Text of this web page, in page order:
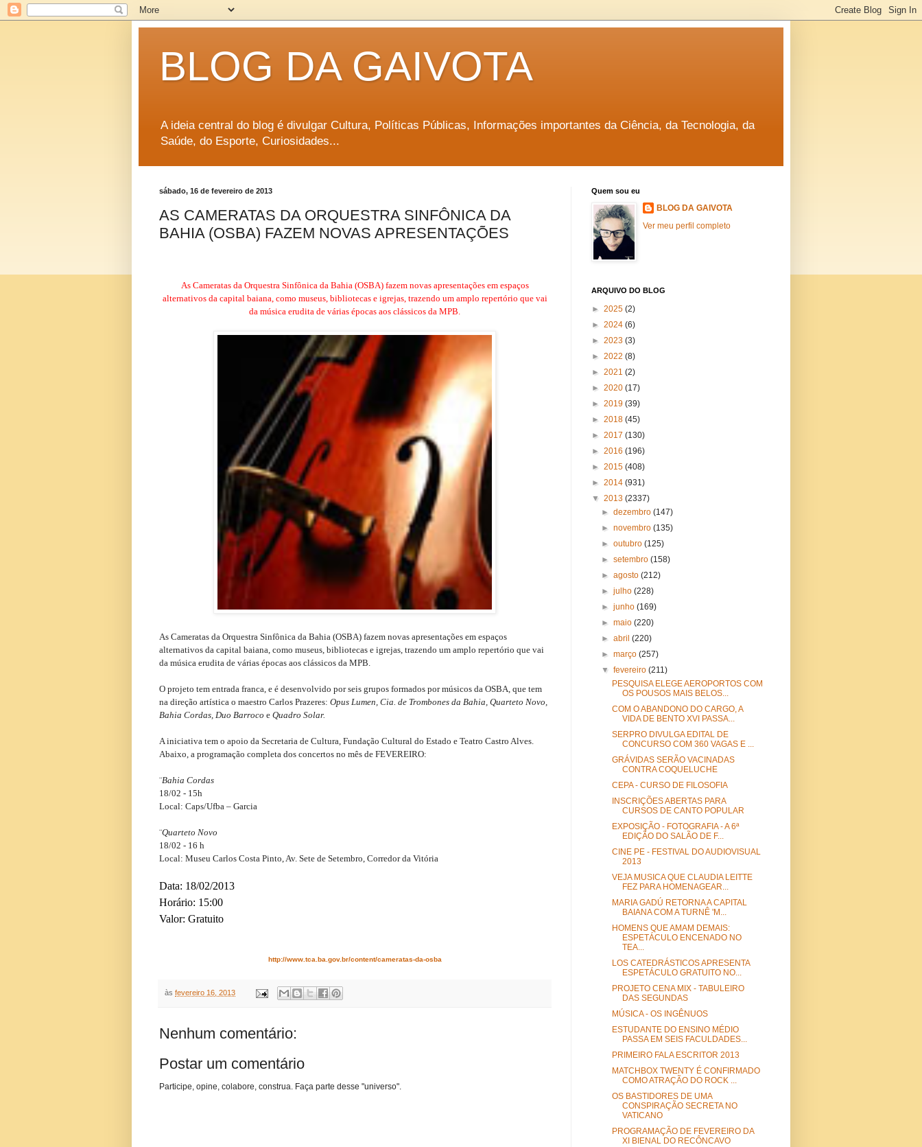
BLOG DA GAIVOTA
A ideia central do blog é divulgar Cultura, Políticas Públicas, Informações importantes da Ciência, da Tecnologia, da
Saúde, do Esporte, Curiosidades...
sábado, 16 de fevereiro de 2013
AS CAMERATAS DA ORQUESTRA SINFÔNICA DA
BAHIA (OSBA) FAZEM NOVAS APRESENTAÇÕES
As Cameratas da Orquestra Sinfônica da Bahia (OSBA)fazem novas apresentações em espaços
alternativos da capital baiana, como museus, bibliotecas e igrejas, trazendo um amplo repertório que vai
da música erudita de várias épocas aos clássicos da MPB.
As Cameratas da Orquestra Sinfônica da Bahia (OSBA) fazem novas apresentações em espaços
alternativos da capital baiana, como museus, bibliotecas e igrejas, trazendo um amplo repertório que vai
da música erudita de várias épocas aos clássicos da MPB.
O projeto tem entrada franca, e é desenvolvido por seis grupos formados por músicos da OSBA, que tem
na direção artística o maestro Carlos Prazeres: Opus Lumen, Cia. de Trombones da Bahia, Quarteto Novo,
Bahia Cordas, Duo Barroco e Quadro Solar.
A iniciativa tem o apoio da Secretaria de Cultura, Fundação Cultural do Estado e Teatro Castro Alves.
Abaixo, a programação completa dos concertos no mês de FEVEREIRO:
¨Bahia Cordas
18/02 - 15h
Local: Caps/Ufba – Garcia
¨Quarteto Novo
18/02 - 16 h
Local: Museu Carlos Costa Pinto, Av. Sete de Setembro, Corredor da Vitória
Data: 18/02/2013
Horário: 15:00
Valor: Gratuito
http://www.tca.ba.gov.br/content/cameratas-da-osba
às fevereiro 16, 2013
Nenhum comentário:
Postar um comentário
Participe, opine, colabore, construa. Faça parte desse "universo".
Quem sou eu
BLOG DA GAIVOTA
Ver meu perfil completo
ARQUIVO DO BLOG
► 2025 (2)
► 2024 (6)
► 2023 (3)
► 2022 (8)
► 2021 (2)
► 2020 (17)
► 2019 (39)
► 2018 (45)
► 2017 (130)
► 2016 (196)
► 2015 (408)
► 2014 (931)
▼ 2013 (2337)
►dezembro(147)
►novembro(135)
►outubro(125)
►setembro(158)
►agosto(212)
►julho(228)
►junho(169)
►maio(220)
►abril(220)
►março(257)
▼fevereiro(211)
PESQUISA ELEGE AEROPORTOS COM
OS POUSOS MAIS BELOS...
COM O ABANDONO DO CARGO, A
VIDA DE BENTO XVI PASSA...
SERPRO DIVULGA EDITAL DE
CONCURSO COM 360 VAGAS E ...
GRÁVIDAS SERÃO VACINADAS
CONTRA COQUELUCHE
CEPA - CURSO DE FILOSOFIA
INSCRIÇÕES ABERTAS PARA
CURSOS DE CANTO POPULAR
EXPOSIÇÃO - FOTOGRAFIA - A 6ª
EDIÇÃO DO SALÃO DE F...
CINE PE - FESTIVAL DO AUDIOVISUAL
2013
VEJA MUSICA QUE CLAUDIA LEITTE
FEZ PARA HOMENAGEAR...
MARIA GADÚ RETORNA A CAPITAL
BAIANA COM A TURNÊ 'M...
HOMENS QUE AMAM DEMAIS:
ESPETÁCULO ENCENADO NO
TEA...
LOS CATEDRÁSTICOS APRESENTA
ESPETÁCULO GRATUITO NO...
PROJETO CENA MIX - TABULEIRO
DAS SEGUNDAS
MÚSICA - OS INGÊNUOS
ESTUDANTE DO ENSINO MÉDIO
PASSA EM SEIS FACULDADES...
PRIMEIRO FALA ESCRITOR 2013
MATCHBOX TWENTY É CONFIRMADO
COMO ATRAÇÃO DO ROCK ...
OS BASTIDORES DE UMA
CONSPIRAÇÃO SECRETA NO
VATICANO
PROGRAMAÇÃO DE FEVEREIRO DA
XI BIENAL DO RECÔNCAVO